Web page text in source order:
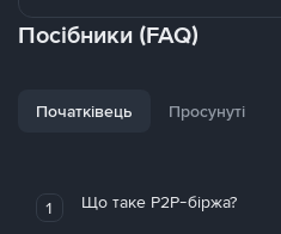
Посібники (FAQ)
Початківець Просунуті
1 Що таке P2P-біржа?